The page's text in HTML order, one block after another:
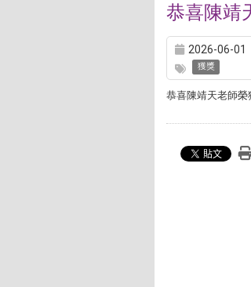
恭喜陳靖
2026-06-01
獲獎
恭喜陳靖天老師